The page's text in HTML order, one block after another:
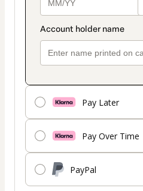
Pay Later
Pay Over Time
PayPal